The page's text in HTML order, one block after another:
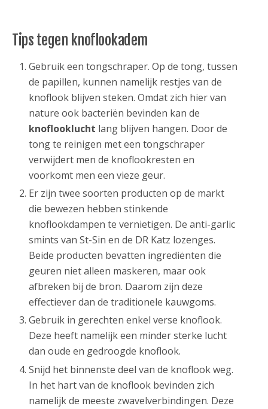
Tips tegen knoflookadem
Gebruik een tongschraper. Op de tong, tussen
de papillen, kunnen namelijk restjes van de
knoflook blijven steken. Omdat zich hier van
nature ook bacteriën bevinden kan de
knoflooklucht lang blijven hangen. Door de
tong te reinigen met een tongschraper
verwijdert men de knoflookresten en
voorkomt men een vieze geur.
Er zijn twee soorten producten op de markt
die bewezen hebben stinkende
knoflookdampen te vernietigen. De anti-garlic
smints van St-Sin en de DR Katz lozenges.
Beide producten bevatten ingrediënten die
geuren niet alleen maskeren, maar ook
afbreken bij de bron. Daarom zijn deze
effectiever dan de traditionele kauwgoms.
Gebruik in gerechten enkel verse knoflook.
Deze heeft namelijk een minder sterke lucht
dan oude en gedroogde knoflook.
Snijd het binnenste deel van de knoflook weg.
In het hart van de knoflook bevinden zich
namelijk de meeste zwavelverbindingen. Deze